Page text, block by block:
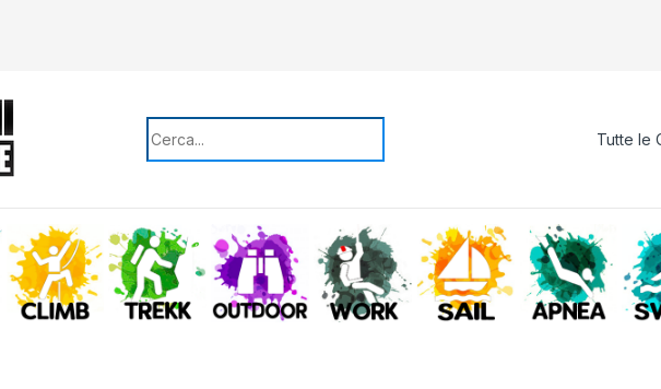
Search for:
SCUBA CLIMB TREKKING OUTDOOR WORK SAIL